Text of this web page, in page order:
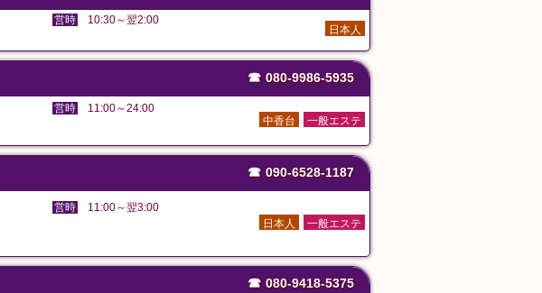
営時 10:30～翌2:00
日本人
☎ 080-9986-5935
営時
11:00～24:00
一般エステ
中香台
☎ 090-6528-1187
営時
11:00～翌3:00
一般エステ
日本人
☎ 080-9418-5375